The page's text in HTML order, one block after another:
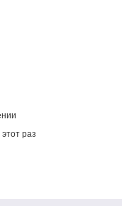
раз